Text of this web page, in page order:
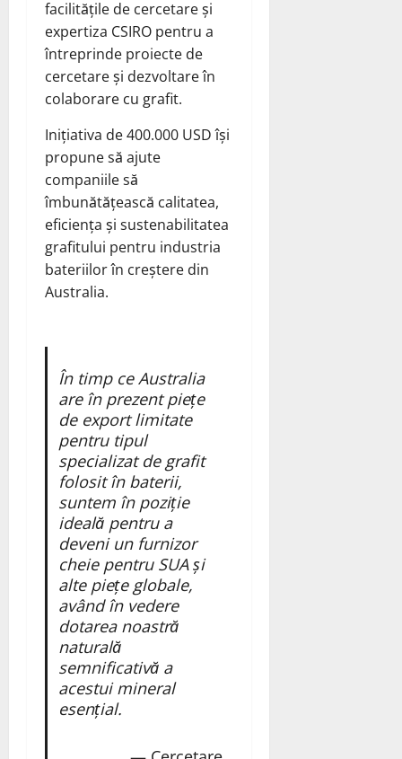
facilitățile de cercetare și
expertiza CSIRO pentru a
întreprinde proiecte de
cercetare și dezvoltare în
colaborare cu grafit.
Inițiativa de 400.000 USD își
propune să ajute
companiile să
îmbunătățească calitatea,
eficiența și sustenabilitatea
grafitului pentru industria
bateriilor în creștere din
Australia.
În timp ce Australia
are în prezent piețe
de export limitate
pentru tipul
specializat de grafit
folosit în baterii,
suntem în poziție
ideală pentru a
deveni un furnizor
cheie pentru SUA și
alte piețe globale,
având în vedere
dotarea noastră
naturală
semnificativă a
acestui mineral
esențial.